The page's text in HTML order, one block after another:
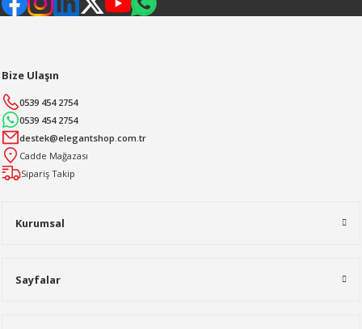
Kurumsal
Sayfalar
Bize Ulaşın
0539 454 2754
0539 454 2754
destek@elegantshop.com.tr
Cadde Mağazası
Sipariş Takip